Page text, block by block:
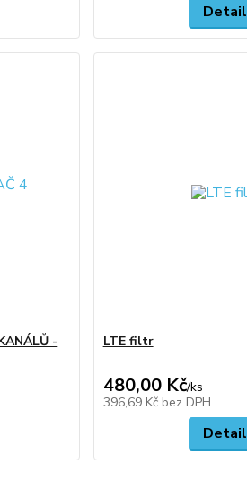
Detail
-
LTE filtr
480,00 Kč/ks
396,69 Kč bez DPH
Detail